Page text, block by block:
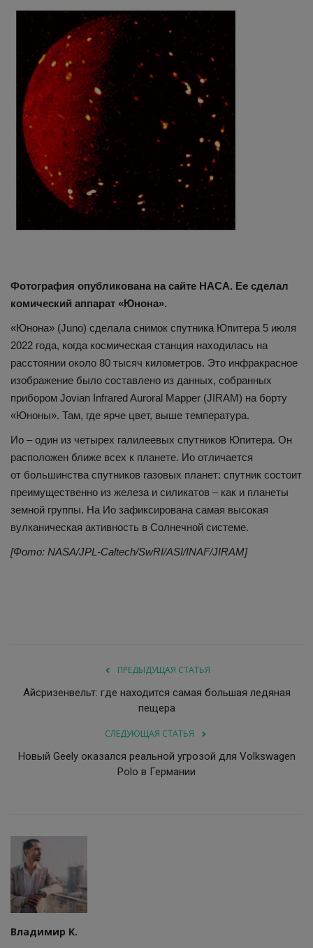
Наука и открытия
Фотография опубликована на сайте НАСА. Ее сделал
комический аппарат «Юнона».
«Юнона» (Juno) сделала снимок спутника Юпитера 5 июля
2022 года, когда космическая станция находилась на
расстоянии около 80 тысяч километров. Это инфракрасное
изображение было составлено из данных, собранных
прибором Jovian Infrared Auroral Mapper (JIRAM) на борту
«Юноны». Там, где ярче цвет, выше температура.
Ио – один из четырех галилеевых спутников Юпитера. Он
расположен ближе всех к планете. Ио отличается
от большинства спутников газовых планет: спутник состоит
преимущественно из железа и силикатов – как и планеты
земной группы. На Ио зафиксирована самая высокая
вулканическая активность в Солнечной системе.
[Фото: NASA/JPL-Caltech/SwRI/ASI/INAF/JIRAM]
ПРЕДЫДУЩАЯ СТАТЬЯ
Айсризенвельт: где находится самая большая ледяная
пещера
СЛЕДУЮЩАЯ СТАТЬЯ
Новый Geely оказался реальной угрозой для Volkswagen
Polo в Германии
Владимир К.